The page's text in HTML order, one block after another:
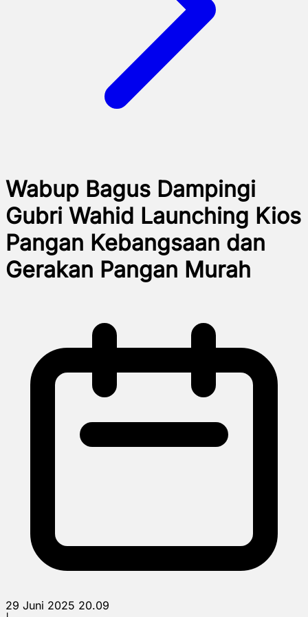
Wabup Bagus Dampingi
Gubri Wahid Launching Kios
Pangan Kebangsaan dan
Gerakan Pangan Murah
29 Juni 2025 20.09